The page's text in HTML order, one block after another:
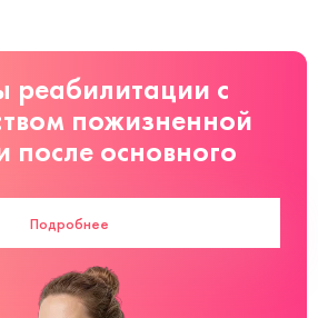
реабилитации с
пожизненной
основного
Подробнее